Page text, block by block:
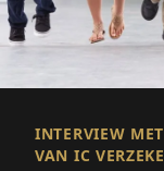
INTERVIEW
VAN IC